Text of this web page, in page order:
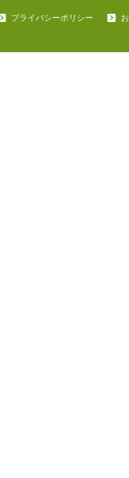
プライバシーポリシー